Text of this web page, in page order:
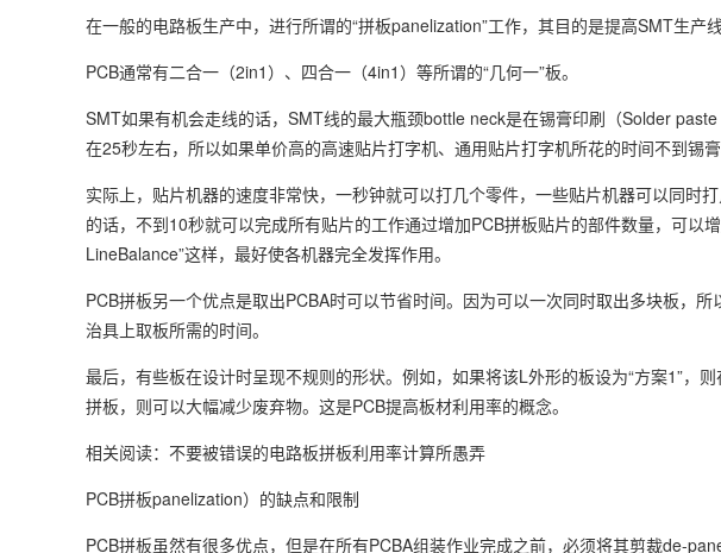
在一般的电路板生产中，进行所谓的“拼板panelization”工作，其目的是提高SMT生产线
PCB通常有二合一（2in1）、四合一（4in1）等所谓的“几何一”板。
SMT如果有机会走线的话，SMT线的最大瓶颈bottle neck是在锡膏印刷（Solder
在25秒左右，所以如果单价高的高速贴片打字机、通用贴片打字机所花的时间不到锡
实际上，贴片机器的速度非常快，一秒钟就可以打几个零件，一些贴片机器可以同时
的话，不到10秒就可以完成所有贴片的工作通过增加PCB拼板贴片的部件数量，可以
LineBalance”这样，最好使各机器完全发挥作用。
PCB拼板另一个优点是取出PCBA时可以节省时间。因为可以一次同时取出多块板，
治具上取板所需的时间。
最后，有些板在设计时呈现不规则的形状。例如，如果将该L外形的板设为“方案1”，
拼板，则可以大幅减少废弃物。这是PCB提高板材利用率的概念。
相关阅读：不要被错误的电路板拼板利用率计算所愚弄
PCB拼板panelization）的缺点和限制
PCB拼板虽然有很多优点，但是在所有PCBA组装作业完成之前，必须将其剪裁de-